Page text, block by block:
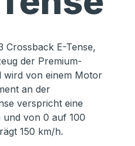
Crossback E-Tense,
der Premium-
wird von einem Motor
an der
verspricht eine
von 0 auf 100
150 km/h.